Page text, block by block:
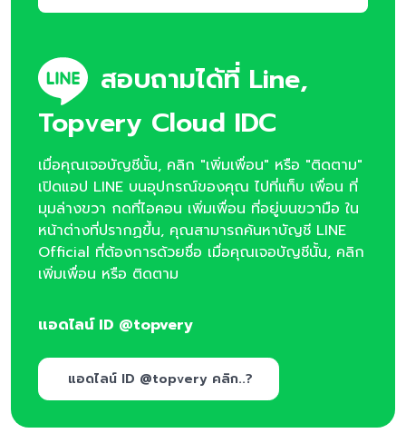
สอบถามได้ที่ Line,
Topvery Cloud IDC
เมื่อคุณเจอบัญชีนั้น, คลิก "เพิ่มเพื่อน" หรือ "ติดตาม"
เปิดแอป LINE บนอุปกรณ์ของคุณ ไปที่แท็บ เพื่อน ที่
มุมล่างขวา กดที่ไอคอน เพิ่มเพื่อน ที่อยู่บนขวามือ ใน
หน้าต่างที่ปรากฏขึ้น, คุณสามารถค้นหาบัญชี LINE
Official ที่ต้องการด้วยชื่อ เมื่อคุณเจอบัญชีนั้น, คลิก
เพิ่มเพื่อน หรือ ติดตาม
แอดไลน์ ID @topvery
แอดไลน์ ID @topvery คลิก..?